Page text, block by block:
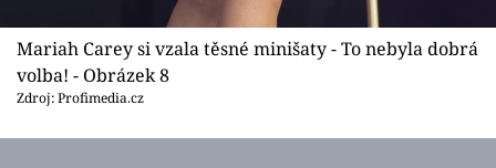
Mariah Carey si vzala těsné minišaty - To nebyla dobrá
volba! - Obrázek 8
Zdroj: Profimedia.cz